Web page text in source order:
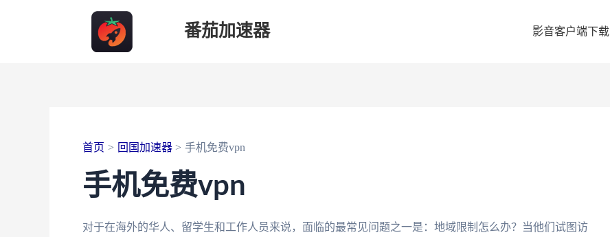
番茄加速器 影音客户端下载
首页 回国加速器 手机免费vpn
手机免费vpn
对于在海外的华人、留学生和工作人员来说，面临的最常见问题之一是：地域限制怎么办？当他们试图访